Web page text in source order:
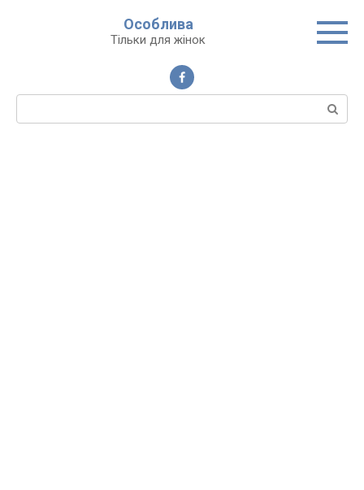
Особлива
Тільки для жінок
Пошук: